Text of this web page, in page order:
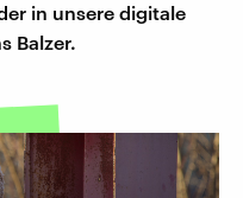
in unsere digitale
Balzer.